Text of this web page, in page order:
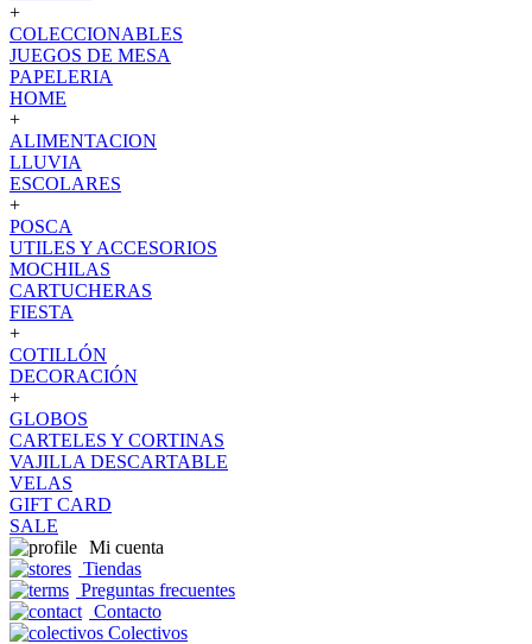
+
COLECCIONABLES
JUEGOS DE MESA
PAPELERIA
HOME
+
ALIMENTACION
LLUVIA
ESCOLARES
+
POSCA
UTILES Y ACCESORIOS
MOCHILAS
CARTUCHERAS
FIESTA
+
COTILLÓN
DECORACIÓN
+
GLOBOS
CARTELES Y CORTINAS
VAJILLA DESCARTABLE
VELAS
GIFT CARD
SALE
Mi cuenta
Tiendas
Preguntas frecuentes
Contacto
Colectivos